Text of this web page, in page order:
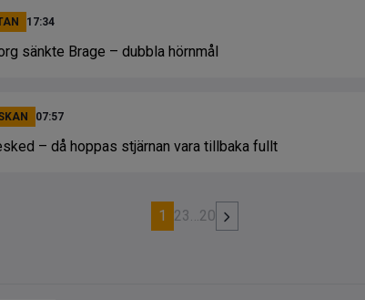
17:34
sänkte Brage – dubbla hörnmål
07:57
– då hoppas stjärnan vara tillbaka fullt
1 23 20